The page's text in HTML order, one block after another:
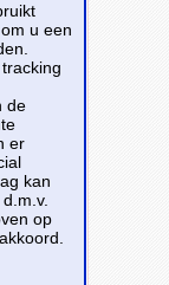
u een
de
er
kan
op